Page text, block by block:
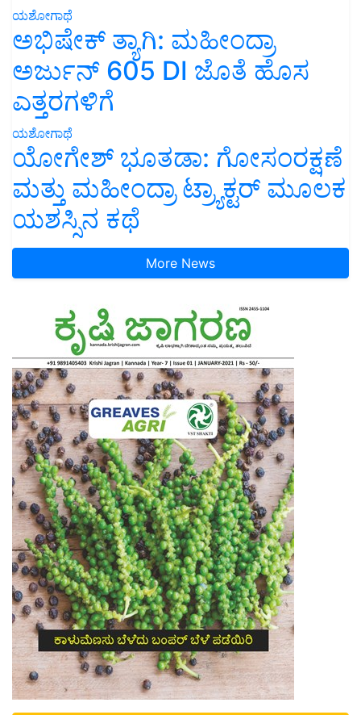
ಯಶೋಗಾಥೆ
ಅಭಿಷೇಕ್ ತ್ಯಾಗಿ: ಮಹೀಂದ್ರಾ
ಅರ್ಜುನ್ 605 DI ಜೊತೆ ಹೊಸ
ಎತ್ತರಗಳಿಗೆ
ಯಶೋಗಾಥೆ
ಯೋಗೇಶ್ ಭೂತಡಾ: ಗೋಸಂರಕ್ಷಣೆ
ಮತ್ತು ಮಹೀಂದ್ರಾ ಟ್ರ್ಯಾಕ್ಟರ್ ಮೂಲಕ
ಯಶಸ್ಸಿನ ಕಥೆ
More News